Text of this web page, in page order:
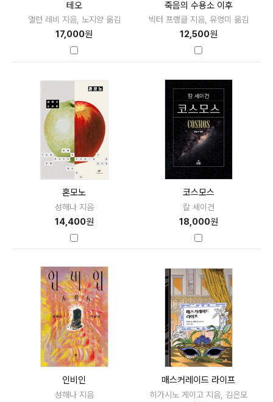
테오
앨런 레비 지음, 노지양 옮김
17,000원
죽음의 수용소 이후
빅터 프랭클 지음, 유영미 옮김
12,500원
혼모노
성해나 지음
14,400원
코스모스
칼 세이건
18,000원
인비인
성해나 지음
매스커레이드 라이프
히가시노 게이고 지음, 김은모